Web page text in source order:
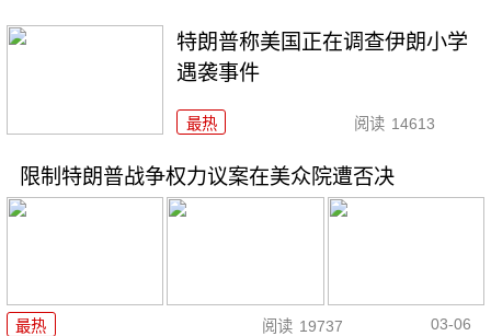
特朗普称美国正在调查伊朗小学
遇袭事件
最热 阅读 14613
限制特朗普战争权力议案在美众院遭否决
最热 阅读 19737 03-06